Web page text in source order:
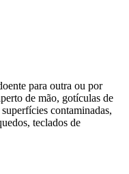
para outra ou por
de mão, gotículas de
contaminadas,
teclados de